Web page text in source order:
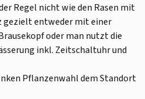
Regel nicht wie den Rasen mit
gezielt entweder mit einer
oder man nutzt die
inkl. Zeitschaltuhr und
Pflanzenwahl dem Standort